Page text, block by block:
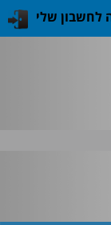
לחשבון שלי